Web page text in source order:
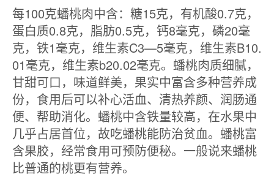
每100克蟠桃肉中含：糖15克，有机酸0.7克，
蛋白质0.8克，脂肪0.5克，钙8毫克，磷20毫
克，铁1毫克，维生素C3—5毫克，维生素B10.
01毫克，维生素b20.02毫克。蟠桃肉质细腻，
甘甜可口，味道鲜美，果实中富含多种营养成
份，食用后可以补心活血、清热养颜、润肠通
便、帮助消化。蟠桃中含铁量较高，在水果中
几乎占居首位，故吃蟠桃能防治贫血。蟠桃富
含果胶，经常食用可预防便秘。一般说来蟠桃
比普通的桃更有营养。